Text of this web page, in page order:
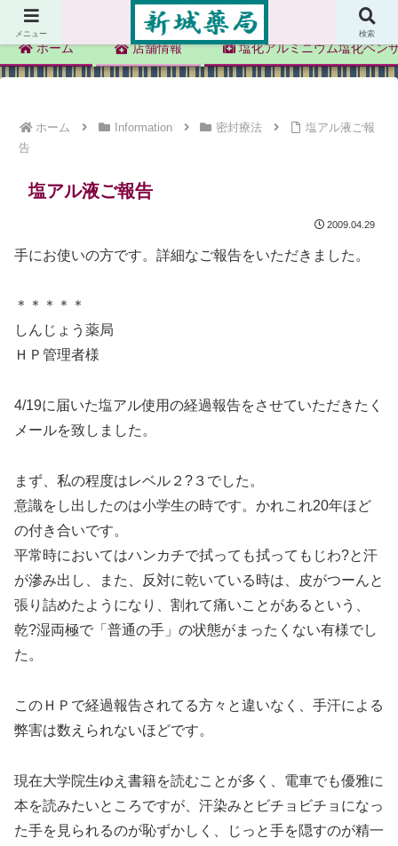
新城薬局
ホーム 店舗情報 塩化アルミニウム塩化ベン
ホーム Information 密封療法
塩アル液ご報
告
塩アル液ご報告
2009.04.29
手にお使いの方です。詳細なご報告をいただきました。
＊＊＊＊＊
しんじょう薬局
ＨＰ管理者様
4/19に届いた塩アル使用の経過報告をさせていただきたく
メールを致しました。
まず、私の程度はレベル２?３でした。
意識をし出したのは小学生の時です。かれこれ20年ほど
の付き合いです。
平常時においてはハンカチで拭っても拭ってもじわ?と汗
が滲み出し、また、反対に乾いている時は、皮がつーんと
張り詰めたようになり、割れて痛いことがあるという、
乾?湿両極で「普通の手」の状態がまったくない有様でし
た。
このＨＰで経過報告されてる方々と違いなく、手汗による
弊害は数えられないほどです。
現在大学院生ゆえ書籍を読むことが多く、電車でも優雅に
本を読みたいところですが、汗染みとビチョビチョになっ
た手を見られるのが恥ずかしく、じっと手を隠すのが精一
メニュー 検索